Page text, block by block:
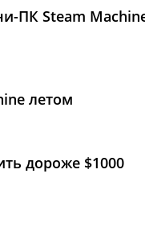
ПК Steam
летом
дороже $1000